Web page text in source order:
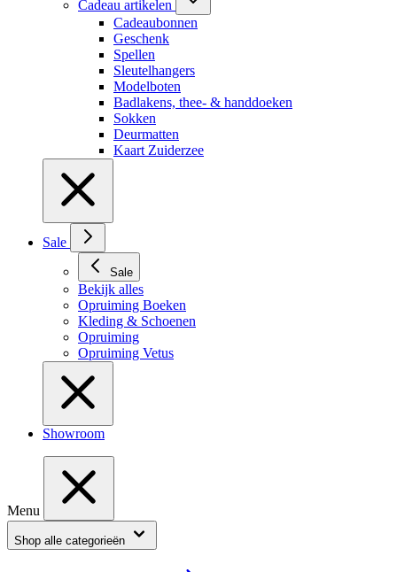
Cadeau artikelen
Cadeaubonnen
Geschenk
Spellen
Sleutelhangers
Modelboten
Badlakens, thee- & handdoeken
Sokken
Deurmatten
Kaart Zuiderzee
Sale
Sale
Bekijk alles
Opruiming Boeken
Kleding & Schoenen
Opruiming
Opruiming Vetus
Showroom
Menu
Shop alle categorieën